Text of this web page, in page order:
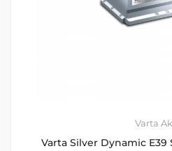
Varta
Varta Silver Dynamic E39